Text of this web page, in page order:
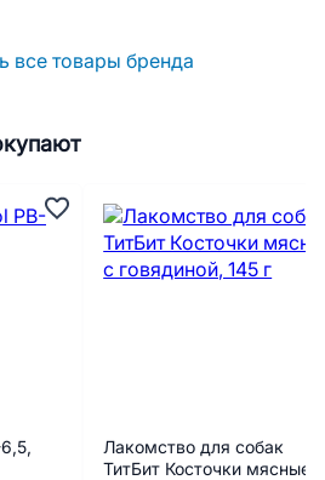
все товары бренда
Лакомство для собак
ТитБит Косточки мясные с